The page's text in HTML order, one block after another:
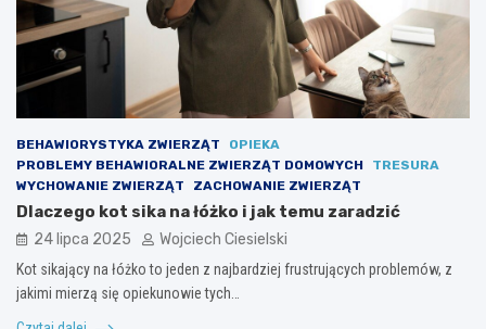
BEHAWIORYSTYKA ZWIERZĄT
OPIEKA
PROBLEMY BEHAWIORALNE ZWIERZĄT DOMOWYCH
TRESURA
WYCHOWANIE ZWIERZĄT
ZACHOWANIE ZWIERZĄT
Dlaczego kot sika na łóżko i jak temu zaradzić
24 lipca 2025 Wojciech Ciesielski
Kot sikający na łóżko to jeden z najbardziej frustrujących problemów, z
jakimi mierzą się opiekunowie tych…